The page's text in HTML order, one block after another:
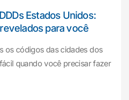
Estados Unidos:
para você
os códigos das cidades dos
quando você precisar fazer